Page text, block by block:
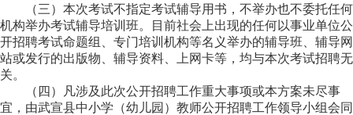
（三）本次考试不指定考试辅导用书，不举办也不委托任何
机构举办考试辅导培训班。目前社会上出现的任何以事业单位公
开招聘考试命题组、专门培训机构等名义举办的辅导班、辅导网
站或发行的出版物、辅导资料、上网卡等，均与本次考试招聘无
关。
（四）凡涉及此次公开招聘工作重大事项或本方案未尽事
宜，由武宣县中小学（幼儿园）教师公开招聘工作领导小组会同